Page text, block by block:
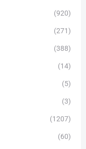
(920)
(271)
(388)
(14)
(5)
(3)
(1207)
(60)